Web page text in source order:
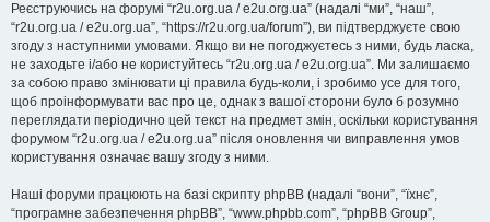
Реєструючись на форумі “r2u.org.ua / e2u.org.ua” (надалі “ми”, “наш”,
“r2u.org.ua / e2u.org.ua”, “https://r2u.org.ua/forum”), ви підтверджуєте свою
згоду з наступними умовами. Якщо ви не погоджуєтесь з ними, будь ласка,
не заходьте і/або не користуйтесь “r2u.org.ua / e2u.org.ua”. Ми залишаємо
за собою право змінювати ці правила будь-коли, і зробимо усе для того,
щоб проінформувати вас про це, однак з вашої сторони було б розумно
переглядати періодично цей текст на предмет змін, оскільки користування
форумом “r2u.org.ua / e2u.org.ua” після оновлення чи виправлення умов
користування означає вашу згоду з ними.
Наші форуми працюють на базі скрипту phpBB (надалі “вони”, “їхнє”,
“програмне забезпечення phpBB”, “www.phpbb.com”, “phpBB Group”,